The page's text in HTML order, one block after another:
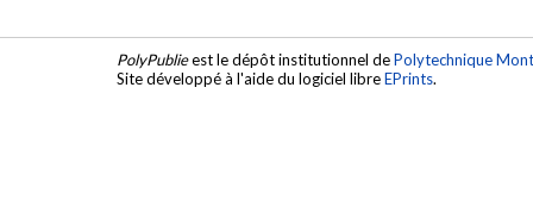
PolyPublieest le dépôt institutionnel dePolytechnique
Site développé à l'aide du logiciel libreEPrints.